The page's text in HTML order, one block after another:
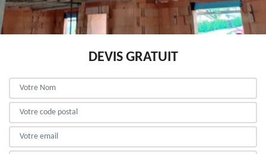
DEVIS GRATUIT